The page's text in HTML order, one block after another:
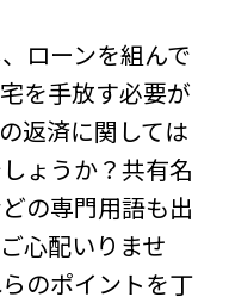
ローンを組んで
を手放す必要が
返済に関しては
ょうか？共有名
の専門用語も出
心配いりませ
のポイントを丁